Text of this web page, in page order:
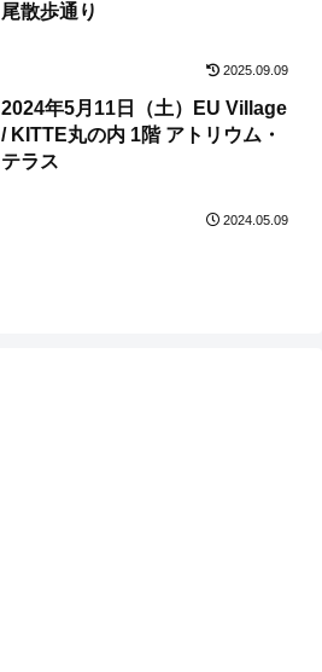
尾散歩通り
2025.09.09
2024年5月11日（土）EU Village
/ KITTE丸の内 1階 アトリウム・
テラス
2024.05.09